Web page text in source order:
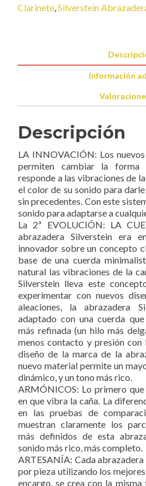
Clarinete,Silverstein
Información
Descripción
LA INNOVACIÓN: Los
permiten cambiar la forma
responde a las vibraciones de
el color de su sonido para
sin precedentes. Con este
sonido para adaptarse a
La 2ª EVOLUCIÓN: LA
abrazadera Silverstein era
innovador sobre un concepto
base de una cuerda
natural las vibraciones de la
Silverstein lleva este
experimentar con nuevos
aleaciones, la abrazadera
adaptado con una cuerda
más refinada (un hilo más
menos contacto y presión con
diseño de la marca de la
nuevo material permite un
dinámico, y un tono más rico.
ARMÓNICOS: Lo primero
en que vibra la caña. La
en las pruebas de
muestran claramente los
más definidos de esta
sonido más rico, más completo.
ARTESANÍA: Cada
por pieza utilizando los
encargo, se crea con la